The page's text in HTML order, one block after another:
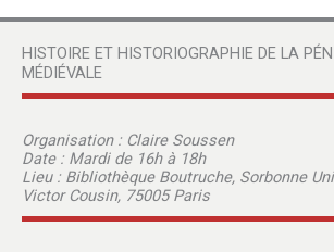
HISTOIRE ET HISTORIOGRAPHIE DE LA
MÉDIÉVALE
Organisation : Claire Soussen
Date : Mardi de 16h à 18h
Lieu : Bibliothèque Boutruche, Sorbonne
Victor Cousin, 75005 Paris